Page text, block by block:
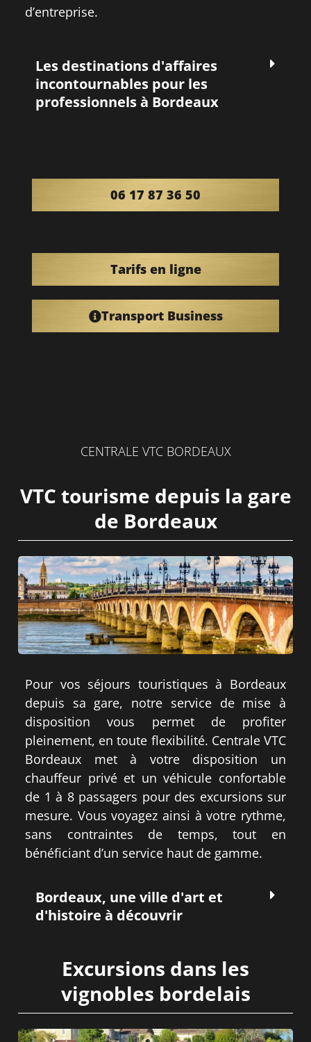
d’entreprise.
Les destinations d'affaires
incontournables pour les
professionnels à Bordeaux
06 17 87 36 50
Tarifs en ligne
Transport Business
CENTRALE VTC BORDEAUX
VTC tourisme depuis la gare
de Bordeaux
Pour vos séjours touristiques à Bordeaux
depuis sa gare, notre service de mise à
disposition vous permet de profiter
pleinement, en toute flexibilité. Centrale VTC
Bordeaux met à votre disposition un
chauffeur privé et un véhicule confortable
de 1 à 8 passagers pour des excursions sur
mesure. Vous voyagez ainsi à votre rythme,
sans contraintes de temps, tout en
bénéficiant d’un service haut de gamme.
Bordeaux, une ville d'art et
d'histoire à découvrir
Excursions dans les
vignobles bordelais